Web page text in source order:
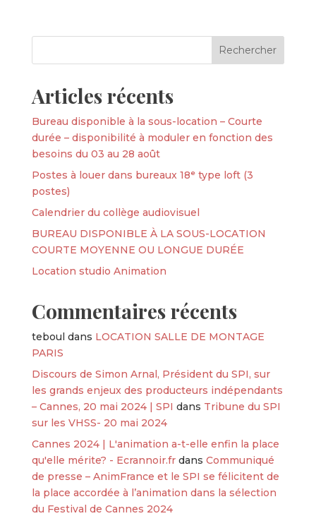
Articles récents
Bureau disponible à la sous-location – Courte
durée – disponibilité à moduler en fonction des
besoins du 03 au 28 août
Postes à louer dans bureaux 18ᵉ type loft (3
postes)
Calendrier du collège audiovisuel
BUREAU DISPONIBLE À LA SOUS-LOCATION
COURTE MOYENNE OU LONGUE DURÉE
Location studio Animation
Commentaires récents
teboul dans LOCATION SALLE DE MONTAGE
PARIS
Discours de Simon Arnal, Président du SPI, sur
les grands enjeux des producteurs indépendants
– Cannes, 20 mai 2024 | SPI dans Tribune du SPI
sur les VHSS- 20 mai 2024
Cannes 2024 | L'animation a-t-elle enfin la place
qu'elle mérite? - Ecrannoir.frdans Communiqué
de presse – AnimFrance et le SPI se félicitent de
la place accordée à l’animation dans la sélection
du Festival de Cannes 2024